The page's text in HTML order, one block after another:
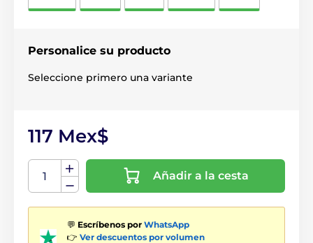
Personalice su producto
Seleccione primero una variante
117 Mex$
Añadir a la cesta
💬 Escríbenos por WhatsApp
👉 Ver descuentos por volumen